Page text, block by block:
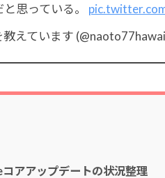
思っている。
えています
アアップデートの状況整理